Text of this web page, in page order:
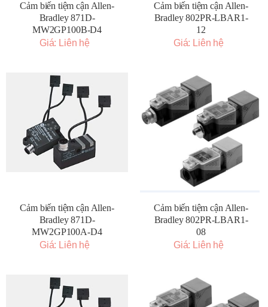
Cảm biến tiệm cận Allen-
Bradley 871D-
MW2GP100B-D4
Giá: Liên hệ
Cảm biến tiệm cận Allen-
Bradley 802PR-LBAR1-
12
Giá: Liên hệ
Cảm biến tiệm cận Allen-
Bradley 871D-
MW2GP100A-D4
Giá: Liên hệ
Cảm biến tiệm cận Allen-
Bradley 802PR-LBAR1-
08
Giá: Liên hệ